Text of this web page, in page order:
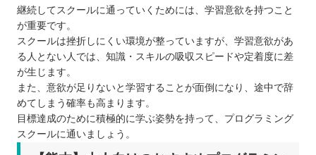
継続してスクールに通っていくためには、学習意欲を持つこと
が重要です。
スクールは挫折しにくい環境が整っていますが、学習意欲があ
る人とない人では、知識・スキルの吸収スピードや定着度に差
が生じます。
また、意欲が足りないと学習することが面倒になり、途中で辞
めてしまう確率も高まります。
目標達成のために積極的に学ぶ姿勢を持って、プログラミング
スクールに通いましょう。